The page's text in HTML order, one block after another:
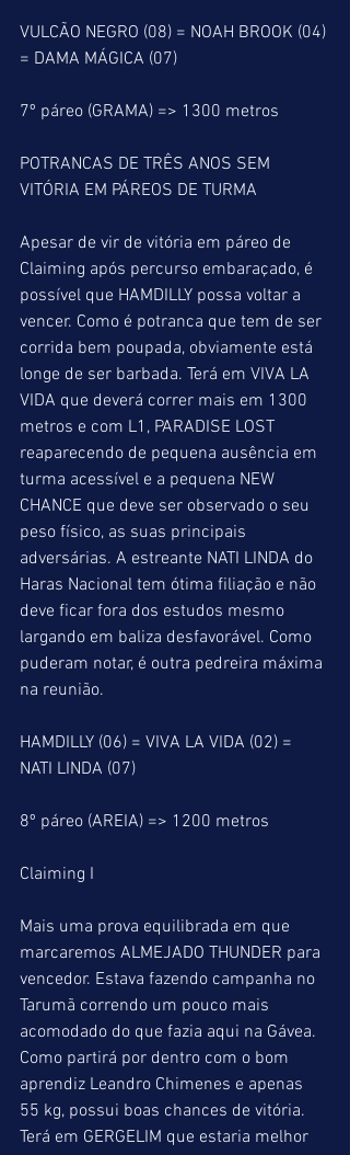
VULCÃO NEGRO (08) = NOAH BROOK (04)
= DAMA MÁGICA (07)
7º páreo (GRAMA) => 1300 metros
POTRANCAS DE TRÊS ANOS SEM
VITÓRIA EM PÁREOS DE TURMA
Apesar de vir de vitória em páreo de
Claiming após percurso embaraçado, é
possível que HAMDILLY possa voltar a
vencer. Como é potranca que tem de ser
corrida bem poupada, obviamente está
longe de ser barbada. Terá em VIVA LA
VIDA que deverá correr mais em 1300
metros e com L1, PARADISE LOST
reaparecendo de pequena ausência em
turma acessível e a pequena NEW
CHANCE que deve ser observado o seu
peso físico, as suas principais
adversárias. A estreante NATI LINDA do
Haras Nacional tem ótima filiação e não
deve ficar fora dos estudos mesmo
largando em baliza desfavorável. Como
puderam notar, é outra pedreira máxima
na reunião.
HAMDILLY (06) = VIVA LA VIDA (02) =
NATI LINDA (07)
8º páreo (AREIA) => 1200 metros
Claiming I
Mais uma prova equilibrada em que
marcaremos ALMEJADO THUNDER para
vencedor. Estava fazendo campanha no
Tarumã correndo um pouco mais
acomodado do que fazia aqui na Gávea.
Como partirá por dentro com o bom
aprendiz Leandro Chimenes e apenas
55 kg, possui boas chances de vitória.
Terá em GERGELIM que estaria melhor